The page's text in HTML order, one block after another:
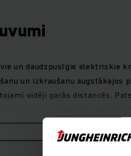
un daudzpusīgie elektriskie
un izkraušanu
vidēji garās distancēs.
pacelšanas motors ļauj
gan opcionālās
RĀDĪT VAIRĀK